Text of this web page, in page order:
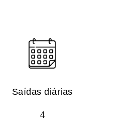
Saídas diárias​
4